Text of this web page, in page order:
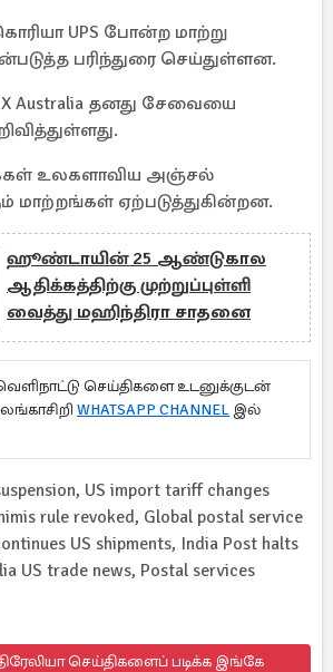
UPS போன்ற மாற்று
பரிந்துரை செய்துள்ளன.
Australia தனது சேவையை
உலகளாவிய அஞ்சல்
மாற்றங்கள் ஏற்படுத்துகின்றன.
ஹூண்டாயின் 25 ஆண்டுகால
ஆதிக்கத்திற்கு முற்றுப்புள்ளி
வைத்து மஹிந்திரா சாதனை
செய்திகளை உடனுக்குடன்
WHATSAPP CHANNEL இல்
US import tariff changes
rule revoked, Global postal service
US shipments, India Post halts
US trade news, Postal services
செய்திகளைப் படிக்க இங்கே